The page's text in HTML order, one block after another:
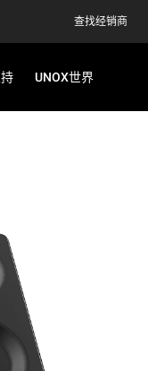
查找经销商
UNOX世界